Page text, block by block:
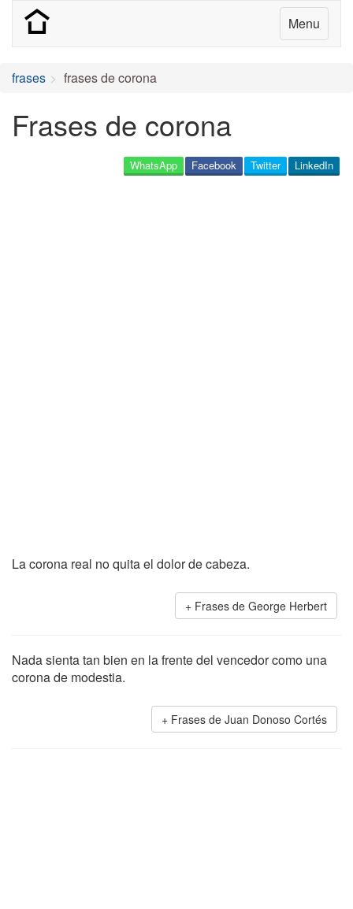
Menu
frases frases de corona
Frases de corona
LinkedIn
Twitter
Facebook
WhatsApp
La corona real no quita el dolor de cabeza.
Frases de George Herbert
Nada sienta tan bien en la frente del vencedor como una
corona de modestia.
Frases de Juan Donoso Cortés